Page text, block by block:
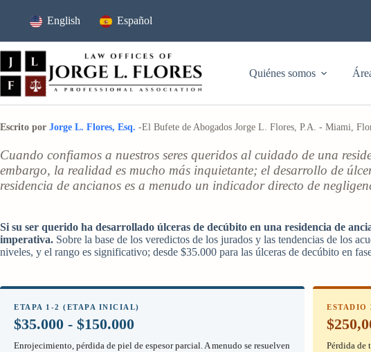
contenido
English Español
Quiénes somos
Escrito por Jorge L. Flores, Esq. -El Bufete de Abogados Jorge L. Flores, P.A. - Miami,
Cuando confiamos a nuestros seres queridos al cuidado de una
embargo, la realidad es mucho más inquietante; el desarrollo de
residencia de ancianos es a menudo un indicador directo de
Si su ser querido ha desarrollado úlceras de decúbito en una residencia de
imperativa. Sobre la base de los veredictos de los jurados y las tendencias de los
niveles, y el rango es significativo; desde $35.000 para las úlceras de decúbito en
ETAPA 1-2 (ETAPA INICIAL)
$35.000 - $150.000
Enrojecimiento, pérdida de piel de espesor parcial. A menudo se resuelven
ESTADIO
Pérdida de